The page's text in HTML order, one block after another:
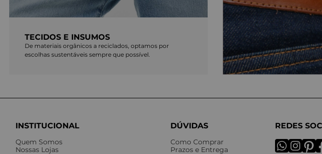
TECIDOS E INSUMOS
De materiais orgânicos a reciclados, optamos por
escolhas sustentáveis sempre que possível.
INSTITUCIONAL
Quem Somos
Nossas Lojas
DÚVIDAS
Como Comprar
Prazos e Entrega
REDES